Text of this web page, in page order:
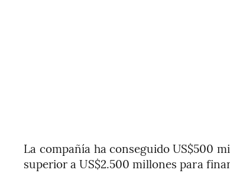
La compañía ha conseguido US$500
superior a US$2.500 millones para